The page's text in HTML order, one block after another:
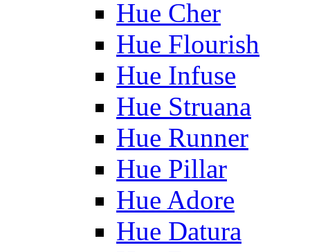
Hue Cher
Hue Flourish
Hue Infuse
Hue Struana
Hue Runner
Hue Pillar
Hue Adore
Hue Datura